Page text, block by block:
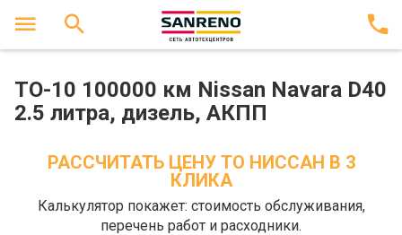
ТО-10 100000 км Nissan Navara D40
2.5 литра, дизель, АКПП
РАССЧИТАТЬ ЦЕНУ ТО НИССАН В 3
КЛИКА
Калькулятор покажет: стоимость обслуживания,
перечень работ и расходники.